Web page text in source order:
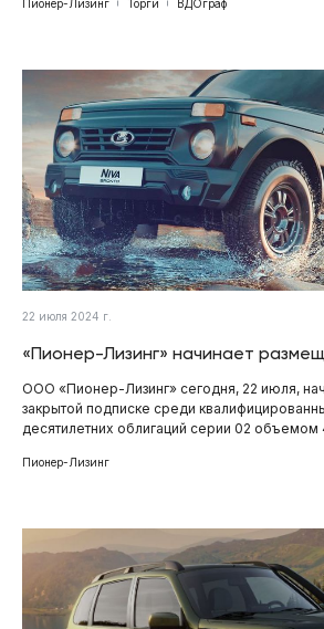
Пионер-Лизинг Торги ВДОграф
22 июля 2024 г.
«Пионер-Лизинг» начинает
ООО «Пионер-Лизинг» сегодня, 22 июля,
закрытой подписке среди
десятилетних облигаций серии 02
Пионер-Лизинг